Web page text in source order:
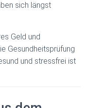
sich längst
Geld und
Gesundheitsprüfung
und stressfrei ist